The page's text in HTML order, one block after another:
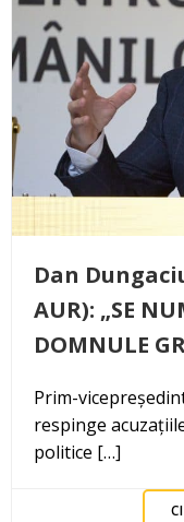
Dan
AUR): „SE
DOMNULE
Prim-
respinge
politice […]